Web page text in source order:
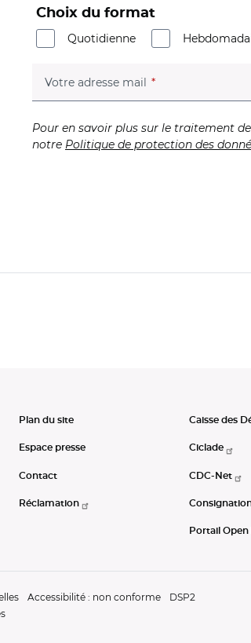
Choix du format
Quotidienne
Votre adresse mail (champ
Pour en savoir plus sur le traitement
notre Politique de protection des
Plan du site
Espace presse
Contact
Réclamation
Caisse des
Ciclade
CDC-Net
Portail Open
Accessibilité : non conforme
DSP2